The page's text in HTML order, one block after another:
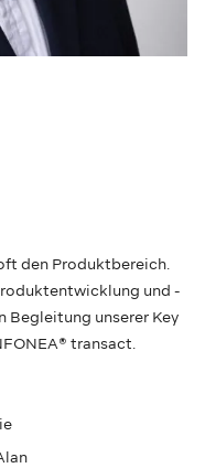
den Produktbereich.
und -
Begleitung unserer Key
transact.